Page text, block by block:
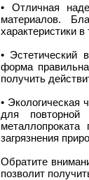
• Отличная
материалов.
характеристики в
• Эстетический
форма
получить
• Экологическая
для
загрязнения
Обратите
позволит